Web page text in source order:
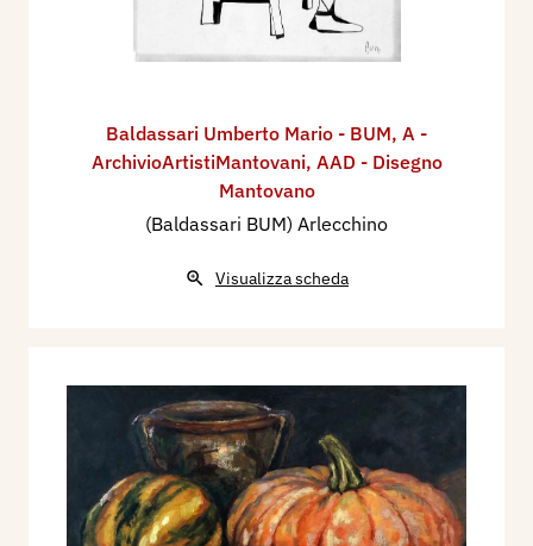
Baldassari Umberto Mario - BUM, A -
ArchivioArtistiMantovani, AAD - Disegno
Mantovano
(Baldassari BUM) Arlecchino
Visualizza scheda